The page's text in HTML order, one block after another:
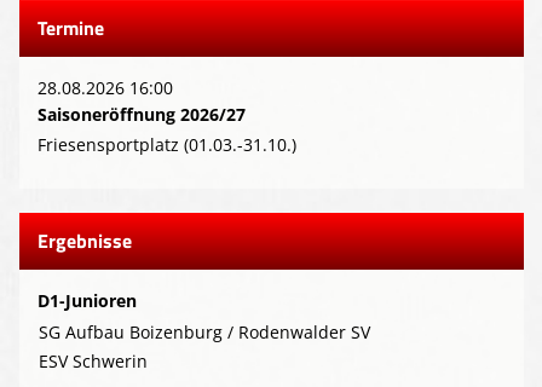
Termine
28.08.2026 16:00
Saisoneröffnung 2026/27
Friesensportplatz (01.03.-31.10.)
Ergebnisse
D1-Junioren
SG Aufbau Boizenburg / Rodenwalder SV
ESV Schwerin